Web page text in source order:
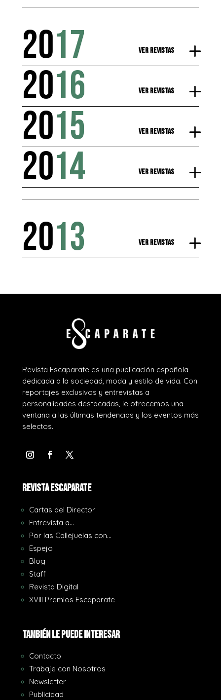
2017 Ver Revistas
2016 Ver Revistas
2015 Ver Revistas
2014 Ver Revistas
2013 Ver Revistas
Revista Escaparate es una publicación española
dedicada a la sociedad, moda y estilo de vida. Con
reportajes exclusivos y entrevistas a
personalidades destacadas, le ofrecemos una
ventana a las últimas tendencias y los eventos más
selectos.
REVISTA ESCAPARATE
Cartas del Director
Entrevista a…
Por las Callejuelas con…
Espejo
Blog
Staff
Revista Digital
XVIII Premios Escaparate
También le puede interesar
Contacto
Trabaje con Nosotros
Newsletter
Publicidad